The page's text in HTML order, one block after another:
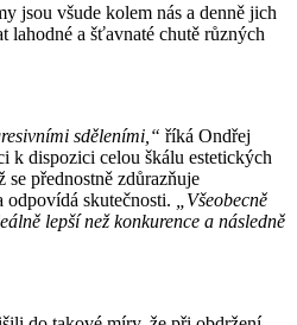
jsou všude kolem nás a denně jich
a šťavnaté chutě různých
sděleními,“ říká Ondřej
k dispozici celou škálu estetických
přednostně zdůrazňuje
odpovídá skutečnosti.
„Všeobecně
lepší než konkurence a následně